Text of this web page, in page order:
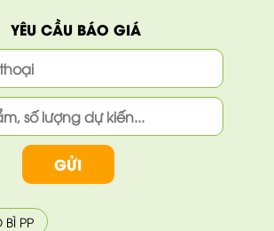
YÊU CẦU BÁO GIÁ
BÌ PP